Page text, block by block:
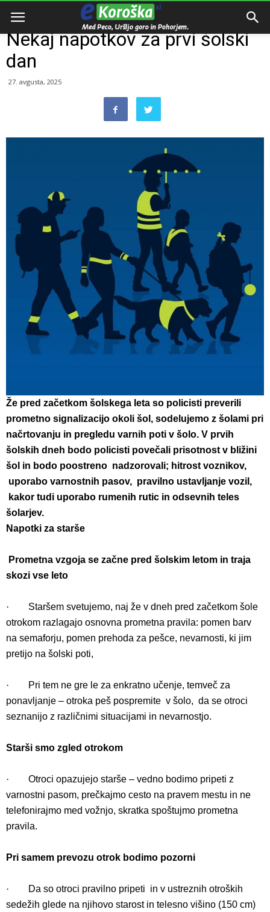
Domov
Nekaj napotkov za prvi šolski
dan
27. avgusta, 2025
Že pred začetkom šolskega leta so policisti preverili
prometno signalizacijo okoli šol, sodelujemo z šolami pri
načrtovanju in pregledu varnih poti v šolo. V prvih
šolskih dneh bodo policisti povečali prisotnost v bližini
šol in bodo poostreno nadzorovali; hitrost voznikov,
uporabo varnostnih pasov, pravilno ustavljanje vozil,
kakor tudi uporabo rumenih rutic in odsevnih teles
šolarjev.
Napotki za starše
Prometna vzgoja se začne pred šolskim letom in traja
skozi vse leto
· Staršem svetujemo, naj že v dneh pred začetkom šole
otrokom razlagajo osnovna prometna pravila: pomen barv
na semaforju, pomen prehoda za pešce, nevarnosti, ki jim
pretijo na šolski poti,
·
Pri tem ne gre le za enkratno učenje, temveč za
ponavljanje – otroka peš pospremite v šolo, da se otroci
seznanijo z različnimi situacijami in nevarnostjo.
Starši smo zgled otrokom
· Otroci opazujejo starše – vedno bodimo pripeti z
varnostni pasom, prečkajmo cesto na pravem mestu in ne
telefonirajmo med vožnjo, skratka spoštujmo prometna
pravila.
Pri samem prevozu otrok bodimo pozorni
·
Da so otroci pravilno pripeti in v ustreznih otroških
sedežih glede na njihovo starost in telesno višino (150 cm)